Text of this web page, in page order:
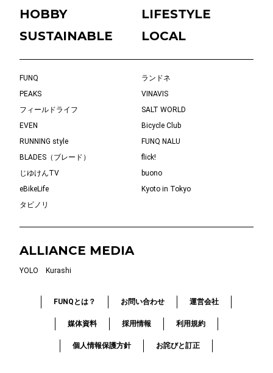
HOBBY
LIFESTYLE
SUSTAINABLE
LOCAL
FUNQ
ランドネ
PEAKS
VINAVIS
フィールドライフ
SALT WORLD
EVEN
Bicycle Club
RUNNING style
FUNQ NALU
BLADES（ブレード）
flick!
じゆけんTV
buono
eBikeLife
Kyoto in Tokyo
タビノリ
ALLIANCE MEDIA
YOLO Kurashi
FUNQとは？ お問い合わせ 運営会社
媒体資料 採用情報 利用規約
個人情報保護方針 お詫びと訂正